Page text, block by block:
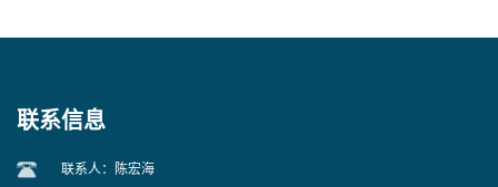
联系信息
联系人：陈宏海